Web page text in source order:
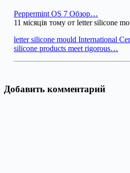
Peppermint OS 7 Обзор…
11 місяців тому от letter silicone
letter silicone mould International
silicone products meet rigorous…
Добавить комментарий